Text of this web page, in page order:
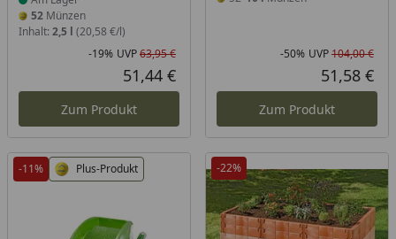
52 Münzen
Inhalt: 2,5 l (20,58 €/l)
Rabatt in Prozent
-19%
Ursprünglicher Preis
UVP63,95 €
Aktueller Preis
51,44 €
Zum Produkt
-50% UVP104,00 €
51,58 €
Zum Produkt
-11% Plus-Produkt -22%